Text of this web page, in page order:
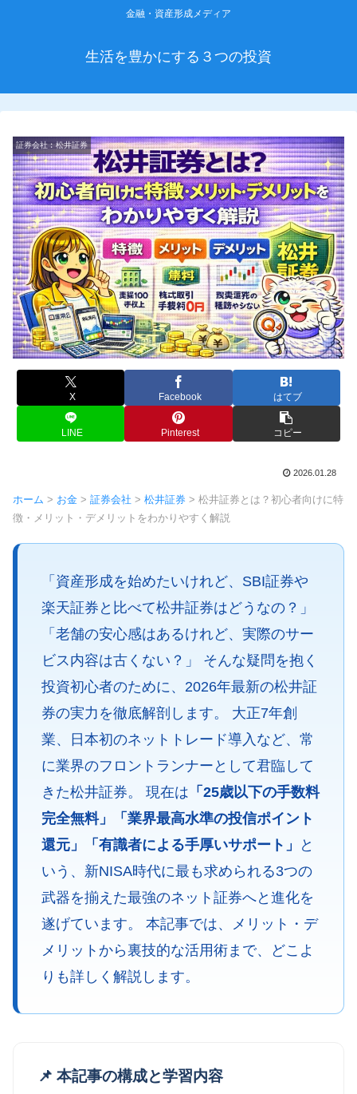
金融・資産形成メディア
生活を豊かにする３つの投資
証券会社︰松井証券
X Facebook はてブ
LINE Pinterest コピー
2026.01.28
ホーム > お金 > 証券会社 > 松井証券 > 松井証券とは？初心者向けに特
徴・メリット・デメリットをわかりやすく解説
「資産形成を始めたいけれど、SBI証券や
楽天証券と比べて松井証券はどうなの？」
「老舗の安心感はあるけれど、実際のサー
ビス内容は古くない？」 そんな疑問を抱く
投資初心者のために、2026年最新の松井証
券の実力を徹底解剖します。 大正7年創
業、日本初のネットトレード導入など、常
に業界のフロントランナーとして君臨して
きた松井証券。 現在は 「25歳以下の手数料
完全無料」「業界最高水準の投信ポイント
還元」「有識者による手厚いサポート」
と
いう、新NISA時代に最も求められる3つの
武器を揃えた最強のネット証券へと進化を
遂げています。 本記事では、メリット・デ
メリットから裏技的な活用術まで、どこよ
りも詳しく解説します。
📌 本記事の構成と学習内容